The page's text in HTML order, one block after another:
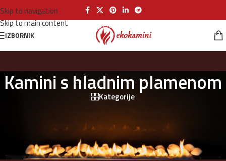
Skip to navigation
Skip to main content
IZBORNIK
Kamini s hladnim plamenom
Kategorije